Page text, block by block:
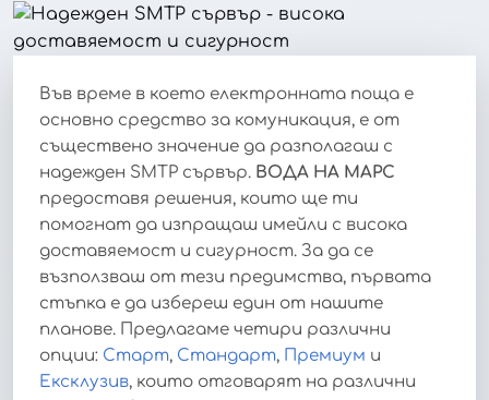
Във време в което електронната поща е
основно средство за комуникация, е от
съществено значение да разполагаш с
надежден SMTP сървър. ВОДА НА МАРС
предоставя решения, които ще ти
помогнат да изпращаш имейли с висока
доставяемост и сигурност. За да се
възползваш от тези предимства, първата
стъпка е да избереш един от нашите
планове. Предлагаме четири различни
опции: Старт, Стандарт, Премиум и
Ексклузив, които отговарят на различни